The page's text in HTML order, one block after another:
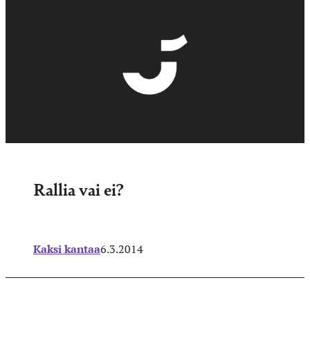
Rallia vai ei?
Kaksi kantaa6.3.2014